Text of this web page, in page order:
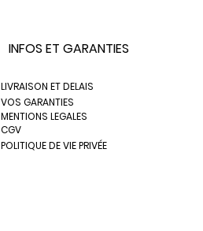
Mais nos produits sont aussi
votre touche personnelle et être
Toutes nos ceintures ont une
Nos boucles de ceinture sont
INFOS ET GARANTIES
LIVRAISON ET DELAIS
VOS GARANTIES
MENTIONS LEGALES
CGV
POLITIQUE DE VIE PRIVÉE